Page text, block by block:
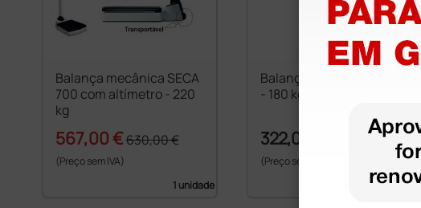
Balança mecânica SECA
700 com altímetro - 220
kg
567,00 €630,00 €
(Preço sem IVA)
1 unidade
Balança Digital SECA 719
- 180 kg
322,00 €
(Preço sem IVA)
1 unidade